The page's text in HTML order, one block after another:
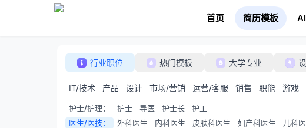
首页 简历模板
行业职位 热门模板 大学专业
IT/技术 产品 设计 市场/营销 运营/客服 销售 职能 游戏
护士/护理： 护士 导医 护士长
护工
医生/医技： 外科医生 内科医生 皮肤科医生 妇产科医生 儿科